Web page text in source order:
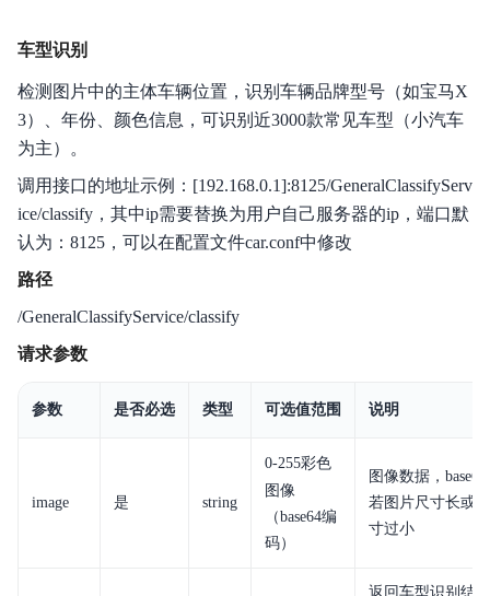
车型识别
检测图片中的主体车辆位置，识别车辆品牌型号（如宝马X
3）、年份、颜色信息，可识别近3000款常见车型（小汽车
为主）。
调用接口的地址示例：[192.168.0.1]:8125/GeneralClassifyServ
ice/classify，其中ip需要替换为用户自己服务器的ip，端口默
认为：8125，可以在配置文件car.conf中修改
路径
/GeneralClassifyService/classify
请求参数
参数 是否必选 类型 可选值范围 说明
image 是 string
0-255彩色
图像
（base64编
码）
图像数据，
若图片尺寸长或
寸过小
返回车型识别结